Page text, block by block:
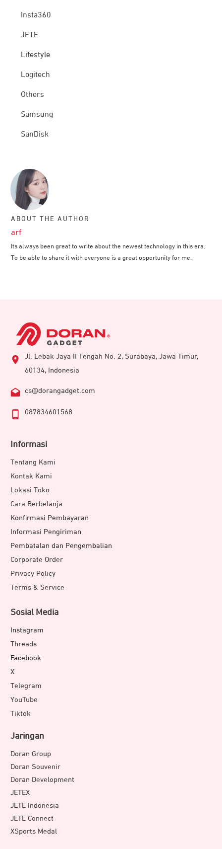
Insta360
JETE
Lifestyle
Logitech
Others
Samsung
SanDisk
ABOUT THE AUTHOR
arf
Its always been great to write about the newest technology in this era.
To be able to share it with everyone is a great opportunity for me.
Jl. Lebak Jaya II Tengah No. 2, Surabaya, Jawa Timur,
60134, Indonesia
cs@dorangadget.com
087834601568
Informasi
Tentang Kami
Kontak Kami
Lokasi Toko
Cara Berbelanja
Konfirmasi Pembayaran
Informasi Pengiriman
Pembatalan dan Pengembalian
Corporate Order
Privacy Policy
Terms & Service
Sosial Media
Instagram
Threads
Facebook
X
Telegram
YouTube
Tiktok
Jaringan
Doran Group
Doran Souvenir
Doran Development
JETEX
JETE Indonesia
JETE Connect
XSports Medal